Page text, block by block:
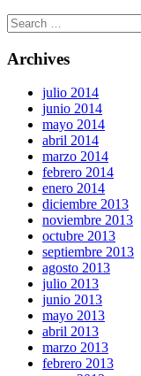
Archives
julio 2014
junio 2014
mayo 2014
abril 2014
marzo 2014
febrero 2014
enero 2014
diciembre 2013
noviembre 2013
octubre 2013
septiembre 2013
agosto 2013
julio 2013
junio 2013
mayo 2013
abril 2013
marzo 2013
febrero 2013